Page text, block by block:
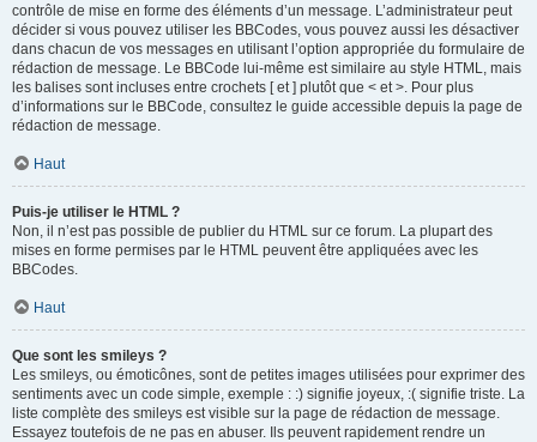
contrôle de mise en forme des éléments d’un message. L’administrateur peut
décider si vous pouvez utiliser les BBCodes, vous pouvez aussi les désactiver
dans chacun de vos messages en utilisant l’option appropriée du formulaire de
rédaction de message. Le BBCode lui-même est similaire au style HTML, mais
les balises sont incluses entre crochets [ et ] plutôt que < et >. Pour plus
d’informations sur le BBCode, consultez le guide accessible depuis la page de
rédaction de message.
Haut
Puis-je utiliser le HTML ?
Non, il n’est pas possible de publier du HTML sur ce forum. La plupart des
mises en forme permises par le HTML peuvent être appliquées avec les
BBCodes.
Haut
Que sont les smileys ?
Les smileys, ou émoticônes, sont de petites images utilisées pour exprimer des
sentiments avec un code simple, exemple : :) signifie joyeux, :( signifie triste. La
liste complète des smileys est visible sur la page de rédaction de message.
Essayez toutefois de ne pas en abuser. Ils peuvent rapidement rendre un